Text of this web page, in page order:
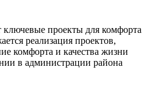
проекты для комфорта
реализация проектов,
комфорта и качества жизни
в администрации района